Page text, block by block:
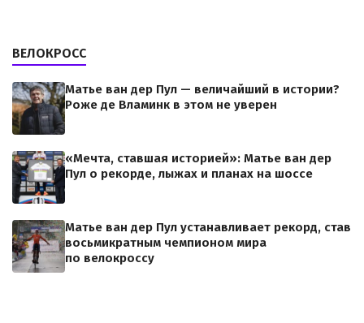
ВЕЛОКРОСС
Матье ван дер Пул — величайший в истории?
Роже де Вламинк в этом не уверен
«Мечта, ставшая историей»: Матье ван дер
Пул о рекорде, лыжах и планах на шоссе
Матье ван дер Пул устанавливает рекорд, став
восьмикратным чемпионом мира
по велокроссу